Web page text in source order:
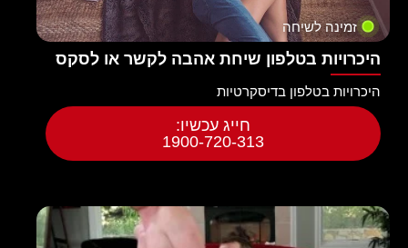
זמינה לשיחה
היכרויות בטלפון שיחת אהבה לקשר או לסקס
היכרויות בטלפון בדיסקרטיות
חייג עכשיו:
1900-720-313